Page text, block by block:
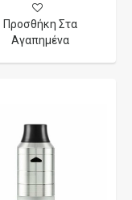
Προσθήκη Στα
Αγαπημένα